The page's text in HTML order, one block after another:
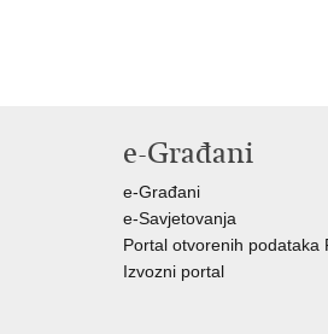
e-Građani
e-Građani
e-Savjetovanja
Portal otvorenih podataka
Izvozni portal